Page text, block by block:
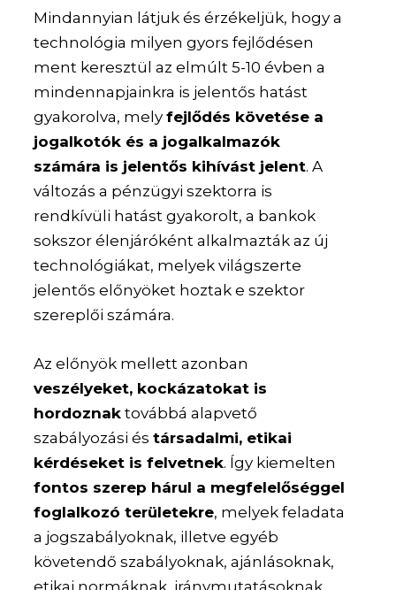
Mindannyian látjuk és érzékeljük, hogy a
technológia milyen gyors fejlődésen
ment keresztül az elmúlt 5-10 évben a
mindennapjainkra is jelentős hatást
gyakorolva, melyfejlődés követése a
jogalkotók és a jogalkalmazók
számára is jelentős kihívást jelent. A
változás a pénzügyi szektorra is
rendkívüli hatást gyakorolt, a bankok
sokszor élenjáróként alkalmazták az új
technológiákat, melyek világszerte
jelentős előnyöket hoztak e szektor
szereplői számára.
Az előnyök mellett azonban
veszélyeket, kockázatokat is
hordoznak továbbá alapvető
szabályozási éstársadalmi, etikai
kérdéseket is felvetnek. Így kiemelten
fontos szerep hárul a megfelelőséggel
foglalkozó területekre, melyek feladata
a jogszabályoknak, illetve egyéb
követendő szabályoknak, ajánlásoknak,